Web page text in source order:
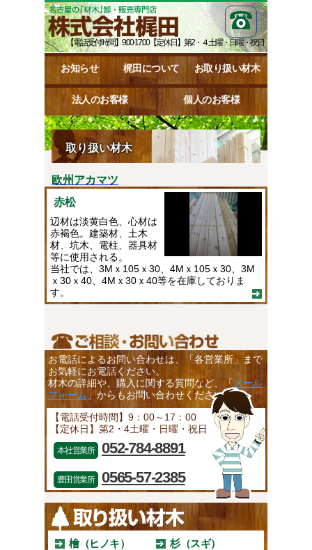
【電話受付時間】9:00-17:00【定休日】第2・４土曜・日曜・祝日
お知らせ 梶田について お取り扱い材木
法人のお客様 個人のお客様
取り扱い材木
欧州アカマツ
赤松
辺材は淡黄白色、心材は
赤褐色。建築材、土木
材、坑木、電柱、器具材
等に使用される。
当社では、3Mｘ105ｘ30、4Mｘ105ｘ30、3M
ｘ30ｘ40、4Mｘ30ｘ40等を在庫しておりま
す。
お電話によるお問い合わせは、「各営業所」まで
お気軽にお電話ください。
材木の詳細や、購入に関する質問など、「メール
フォーム 」からもお問い合わせください。
【電話受付時間】9：00～17：00
【定休日】第2・4土曜・日曜・祝日
本社営業所 052-784-8891
豊田営業所 0565-57-2385
檜（ヒノキ）
杉（スギ）